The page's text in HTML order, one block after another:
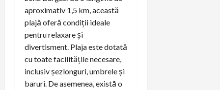
aproximativ 1,5 km, această
plajă oferă condiții ideale
pentru relaxare și
divertisment. Plaja este dotată
cu toate facilitățile necesare,
inclusiv șezlonguri, umbrele și
baruri. De asemenea, există o